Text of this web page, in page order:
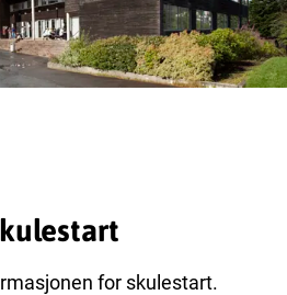
for skulestart.